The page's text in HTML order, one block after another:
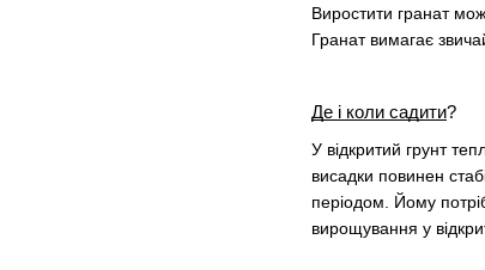
Виростити гранат
Гранат вимагає
Де і коли садити?
У відкритий грунт
висадки повинен
періодом. Йому
вирощування у